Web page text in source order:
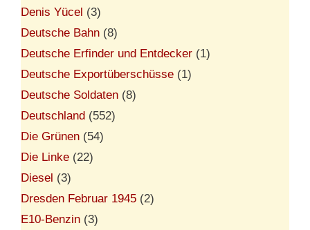
Denis Yücel (3)
Deutsche Bahn (8)
Deutsche Erfinder und Entdecker (1)
Deutsche Exportüberschüsse (1)
Deutsche Soldaten (8)
Deutschland (552)
Die Grünen (54)
Die Linke (22)
Diesel (3)
Dresden Februar 1945 (2)
E10-Benzin (3)